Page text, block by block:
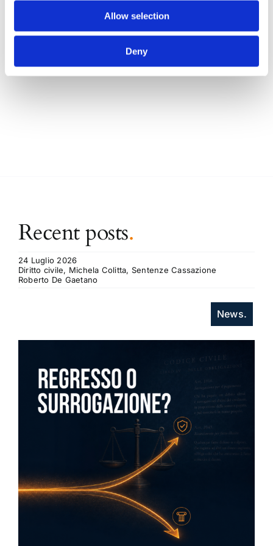
Allow selection
Deny
Recent posts.
24 Luglio 2026
Diritto civile, Michela Colitta, Sentenze Cassazione
Roberto De Gaetano
News.